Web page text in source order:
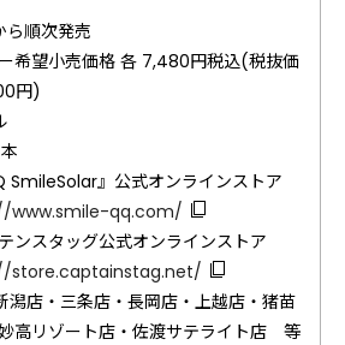
ら順次発売
希望小売価格 各 7,480円税込(税抜価
円)
SmileSolar』公式オンラインストア
www.smile-qq.com/
ンスタッグ公式オンラインストア
store.captainstag.net/
潟店・三条店・長岡店・上越店・猪苗
高リゾート店・佐渡サテライト店 等